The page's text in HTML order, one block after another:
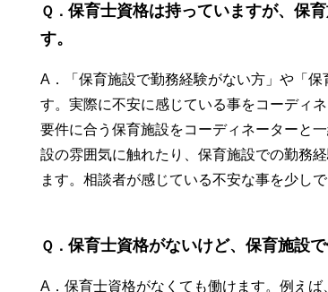
Ｑ． 保育士資格は持っていますが、保
す。
A．「保育施設で勤務経験がない方」や「
す。実際に不安に感じている事をコーディ
要件に合う保育施設をコーディネーターと
設の雰囲気に触れたり、保育施設での勤務
ます。相談者が感じている不安な事を少し
Ｑ． 保育士資格がないけど、保育施設
A．保育士資格がなくても働けます。例え